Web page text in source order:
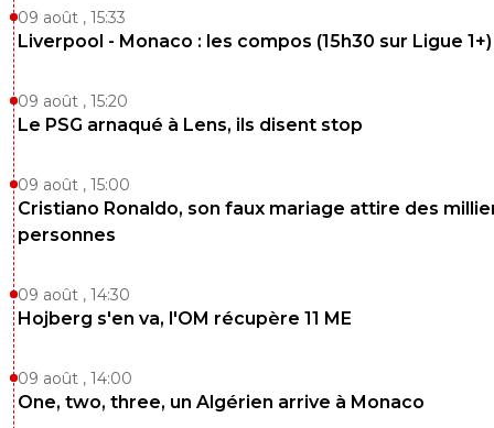
09 août , 15:33
Liverpool - Monaco : les compos (15h30 sur Ligue 1+)
09 août , 15:20
Le PSG arnaqué à Lens, ils disent stop
09 août , 15:00
Cristiano Ronaldo, son faux mariage attire des
personnes
09 août , 14:30
Hojberg s'en va, l'OM récupère 11 ME
09 août , 14:00
One, two, three, un Algérien arrive à Monaco